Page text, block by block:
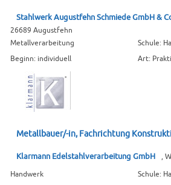
Stahlwerk Augustfehn Schmiede GmbH &
26689 Augustfehn
Metallverarbeitung
Schule:
Beginn: individuell
Art:
Metallbauer/-in, Fachrichtung
Klarmann Edelstahlverarbeitung GmbH ,
Handwerk
Schule: